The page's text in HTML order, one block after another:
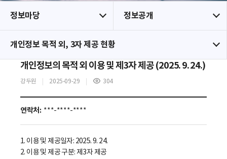
정보마당 정보공개
개인정보 목적 외, 3자 제공 현황
개인정보의 목적 외 이용 및 제3자 제공 (2025. 9. 24.)
강두원 2025-09-29
조
304
연락처: ***-****-****
1. 이용 및 제공일자: 2025. 9. 24.
2. 이용 및 제공 구분: 제3자 제공